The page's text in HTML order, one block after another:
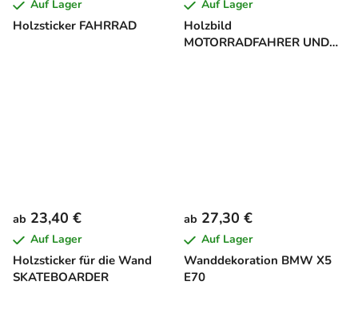
Holzsticker FAHRRAD
Auf Lager
Holzbild
MOTORRADFAHRER UND
Auf Lager
Holzsticker für die Wand
SKATEBOARDER
ab 23,40 €
Auf Lager
Wanddekoration BMW X5
E70
ab 27,30 €
Auf Lager